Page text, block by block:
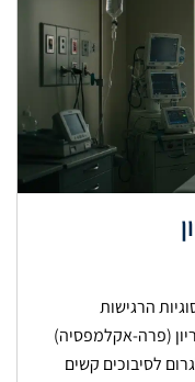
הרגישות
(פרה-אקלמפסיה)
לסיבוכים קשים